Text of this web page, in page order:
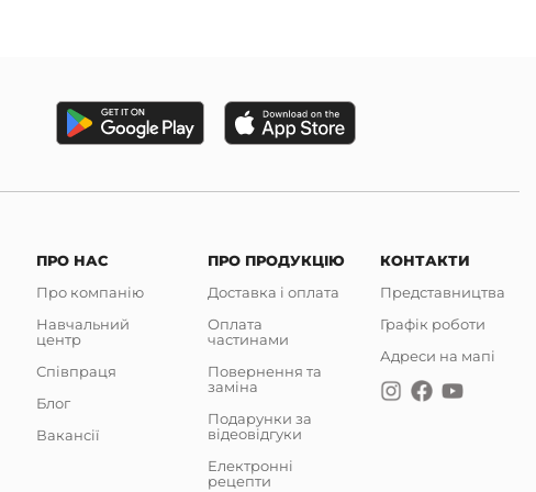
ПРО НАС
Про компанію
Навчальний
центр
Співпраця
Блог
Вакансії
ПРО ПРОДУКЦІЮ
Доставка і оплата
Оплата
частинами
Повернення та
заміна
Подарунки за
відеовідгуки
Електронні
рецепти
КОНТАКТИ
Представництва
Графік роботи
Адреси на мапі